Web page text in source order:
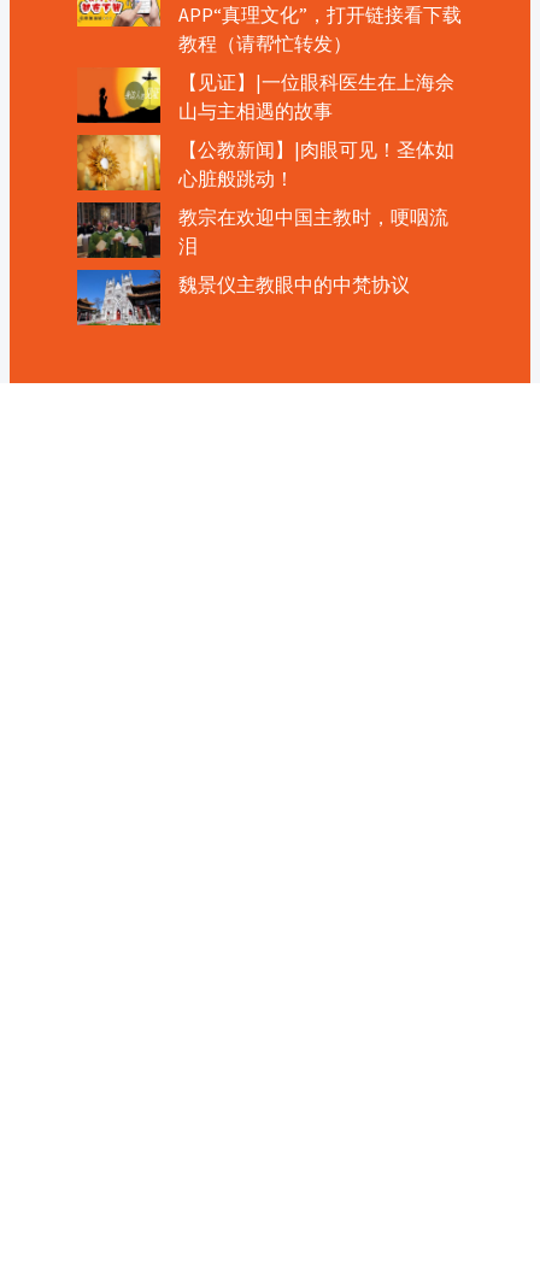
APP“真理文化”，打开链接看下载
教程（请帮忙转发）
【见证】|一位眼科医生在上海佘
山与主相遇的故事
【公教新闻】|肉眼可见！圣体如
心脏般跳动！
教宗在欢迎中国主教时，哽咽流
泪
魏景仪主教眼中的中梵协议